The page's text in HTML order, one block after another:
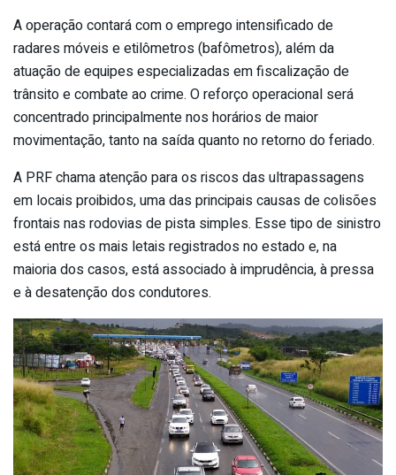
A operação contará com o emprego intensificado de
radares móveis e etilômetros (bafômetros), além da
atuação de equipes especializadas em fiscalização de
trânsito e combate ao crime. O reforço operacional será
concentrado principalmente nos horários de maior
movimentação, tanto na saída quanto no retorno do feriado.
A PRF chama atenção para os riscos das ultrapassagens
em locais proibidos, uma das principais causas de colisões
frontais nas rodovias de pista simples. Esse tipo de sinistro
está entre os mais letais registrados no estado e, na
maioria dos casos, está associado à imprudência, à pressa
e à desatenção dos condutores.